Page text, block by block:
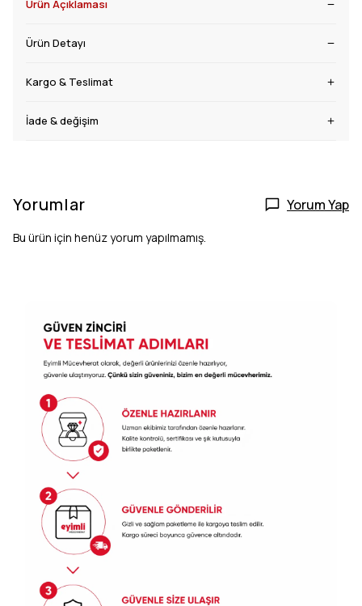
Ürün Açıklaması
Ürün Detayı
Kargo & Teslimat
İade & değişim
Yorumlar Yorum Yap
Bu ürün için henüz yorum yapılmamış.